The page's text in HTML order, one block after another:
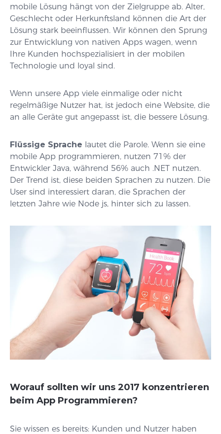
mobile Lösung hängt von der Zielgruppe ab. Alter,
Geschlecht oder Herkunftsland können die Art der
Lösung stark beeinflussen. Wir können den Sprung
zur Entwicklung von nativen Apps wagen, wenn
Ihre Kunden hochspezialisiert in der mobilen
Technologie und loyal sind.
Wenn unsere App viele einmalige oder nicht
regelmäßige Nutzer hat, ist jedoch eine Website, die
an alle Geräte gut angepasst ist, die bessere Lösung.
Flüssige Sprache lautet die Parole. Wenn sie eine
mobile App programmieren, nutzen 71% der
Entwickler Java, während 56% auch .NET nutzen.
Der Trend ist, diese beiden Sprachen zu nutzen. Die
User sind interessiert daran, die Sprachen der
letzten Jahre wie Node js, hinter sich zu lassen.
Worauf sollten wir uns 2017 konzentrieren
beim App Programmieren?
Sie wissen es bereits: Kunden und Nutzer haben